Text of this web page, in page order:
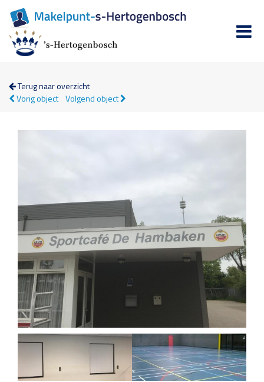
Terug naar overzicht
Vorig object Volgend object